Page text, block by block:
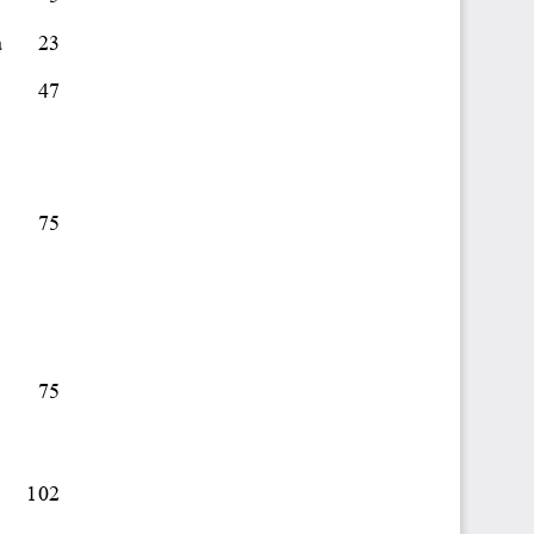
23
47
75
75
102